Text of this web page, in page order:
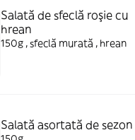
Salată de sfeclă roşie cu
hrean
150g , sfeclă murată , hrean
Salată asortată de sezon